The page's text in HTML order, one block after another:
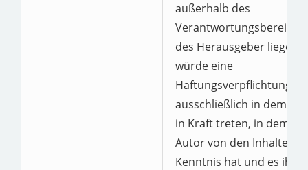
außerhalb des
des Herausgeber liegen,
würde eine
Haftungsverpflichtung
ausschließlich in dem Fall
in Kraft treten, in dem
Autor von den Inhalten
Kenntnis hat und es ihm